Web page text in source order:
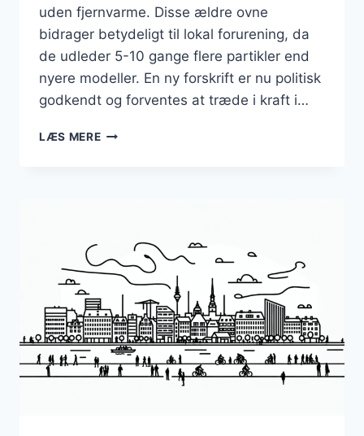
uden fjernvarme. Disse ældre ovne
bidrager betydeligt til lokal forurening, da
de udleder 5-10 gange flere partikler end
nyere modeller. En ny forskrift er nu politisk
godkendt og forventes at træde i kraft i…
LÆS MEREFORBUD
REGLER
BRÆNDEOVNE
KLAR